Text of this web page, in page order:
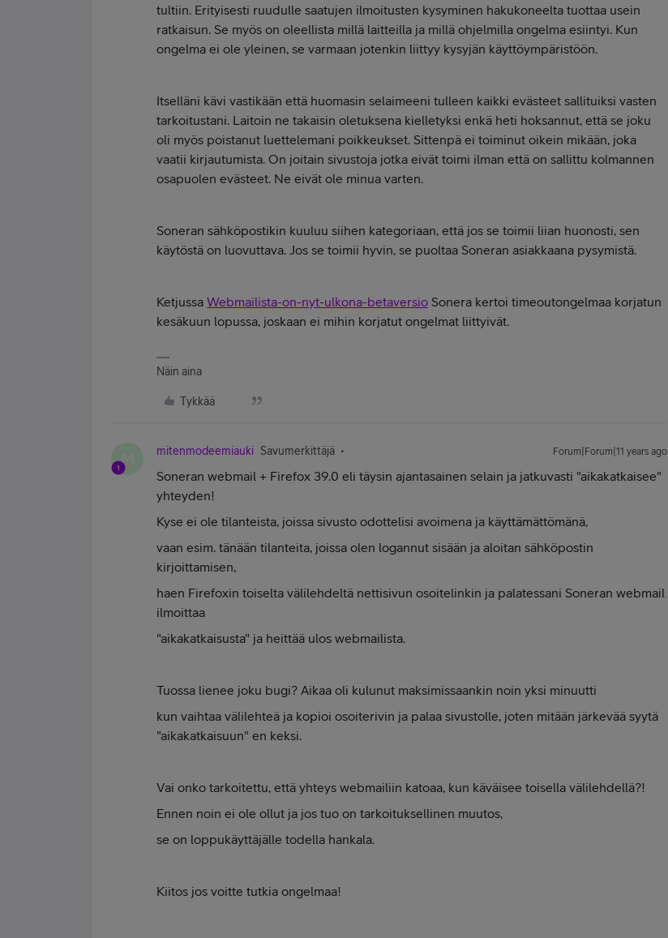
tultiin. Erityisesti ruudulle saatujen ilmoitusten kysyminen hakukoneelta tuottaa usein
ratkaisun. Se myös on oleellista millä laitteilla ja millä ohjelmilla ongelma esiintyi. Kun
ongelma ei ole yleinen, se varmaan jotenkin liittyy kysyjän käyttöympäristöön.
Itselläni kävi vastikään että huomasin selaimeeni tulleen kaikki evästeet sallituiksi vasten
tarkoitustani. Laitoin ne takaisin oletuksena kielletyksi enkä heti hoksannut, että se joku
oli myös poistanut luettelemani poikkeukset. Sittenpä ei toiminut oikein mikään, joka
vaatii kirjautumista. On joitain sivustoja jotka eivät toimi ilman että on sallittu kolmannen
osapuolen evästeet. Ne eivät ole minua varten.
Soneran sähköpostikin kuuluu siihen kategoriaan, että jos se toimii liian huonosti, sen
käytöstä on luovuttava. Jos se toimii hyvin, se puoltaa Soneran asiakkaana pysymistä.
Ketjussa Webmailista-on-nyt-ulkona-betaversio Sonera kertoi timeoutongelmaa korjatun
kesäkuun lopussa, joskaan ei mihin korjatut ongelmat liittyivät.
Näin aina
Tykkää
M mitenmodeemiauki Savumerkittäjä Forum|Forum|11 years ago
Soneran webmail + Firefox 39.0 eli täysin ajantasainen selain ja jatkuvasti "aikakatkaisee"
yhteyden!
Kyse ei ole tilanteista, joissa sivusto odottelisi avoimena ja käyttämättömänä,
vaan esim. tänään tilanteita, joissa olen logannut sisään ja aloitan sähköpostin
kirjoittamisen,
haen Firefoxin toiselta välilehdeltä nettisivun osoitelinkin ja palatessani Soneran webmail
ilmoittaa
"aikakatkaisusta" ja heittää ulos webmailista.
Tuossa lienee joku bugi? Aikaa oli kulunut maksimissaankin noin yksi minuutti
kun vaihtaa välilehteä ja kopioi osoiterivin ja palaa sivustolle, joten mitään järkevää syytä
"aikakatkaisuun" en keksi.
Vai onko tarkoitettu, että yhteys webmailiin katoaa, kun käväisee toisella välilehdellä?!
Ennen noin ei ole ollut ja jos tuo on tarkoituksellinen muutos,
se on loppukäyttäjälle todella hankala.
Kiitos jos voitte tutkia ongelmaa!